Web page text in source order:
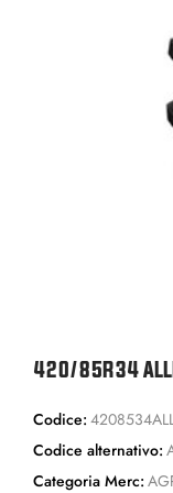
420/85R34
Codice:
Codice alternativo:
Categoria Merc: